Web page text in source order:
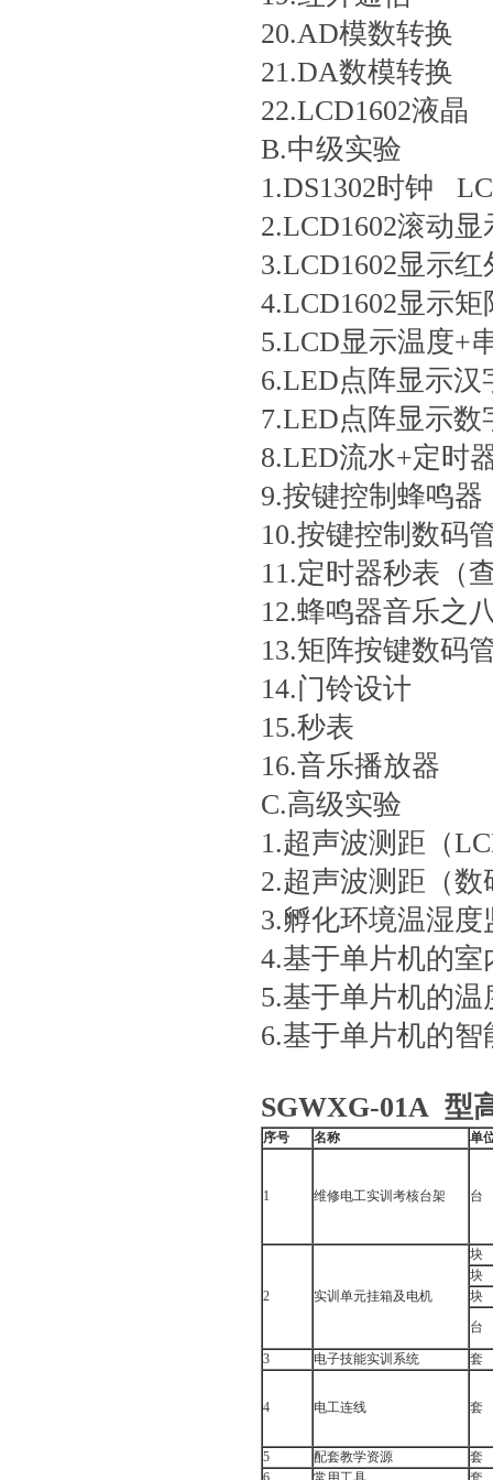
20.AD模数转换
21.DA数模转换
22.LCD1602液晶
B.中级实验
1.DS1302时钟
2.LCD1602滚动显
3.LCD1602显示红
4.LCD1602显示
5.LCD显示温度+
6.LED点阵显示汉
7.LED点阵显示数
8.LED流水+定时
9.按键控制蜂鸣器
10.按键控制数码
11.定时器秒表（
12.蜂鸣器音乐之
13.矩阵按键数码
14.门铃设计
15.秒表
16.音乐播放器
C.高级实验
1.超声波测距（
2.超声波测距（
3.孵化环境温湿
4.基于单片机的
5.基于单片机的
6.基于单片机的智
SGWXG-01A 型
序号 名称 单
1 维修电工实训考核台架 台
2 实训单元挂箱及电机
块
块
块
台
3 电子技能实训系统 套
4 电工连线 套
5 配套教学资源
套